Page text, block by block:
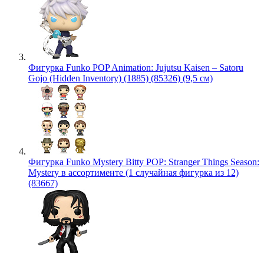
Фигурка Funko POP Animation: Jujutsu Kaisen – Satoru
Gojo (Hidden Inventory) (1885) (85326) (9,5 см)
Фигурка Funko Mystery Bitty POP: Stranger Things Season:
Mystery в ассортименте (1 случайная фигурка из 12)
(83667)